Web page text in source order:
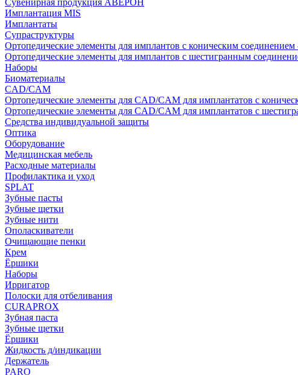
Сувенирная продукция АВЕРОН
Имплантация MIS
Имплантаты
Супраструктуры
Ортопедические элементы для имплантов с коническим
Ортопедические элементы для имплантов с шестигранным
Наборы
Биоматериалы
CAD/CAM
Ортопедические элементы для CAD/CAM для имплантатов с
Ортопедические элементы для CAD/CAM для имплантатов с
Средства индивидуальной защиты
Оптика
Оборудование
Медицинская мебель
Расходные материалы
Профилактика и уход
SPLAT
Зубные пасты
Зубные щетки
Зубные нити
Ополаскиватели
Очищающие пенки
Крем
Ёршики
Наборы
Ирригатор
Полоски для отбеливания
CURAPROX
Зубная паста
Зубные щетки
Ёршики
Жидкость д/индикации
Держатель
PARO